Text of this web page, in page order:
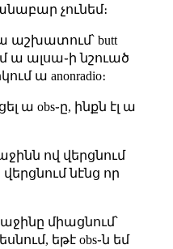
չունեմ։
աշխատում՝ butt
ա ալսա֊ի նշուած
ա anonradio։
ա obs֊ը, ինքն էլ ա
ով վերցնում
նէնց որ
միացնում՝
եթէ obs֊ն եմ